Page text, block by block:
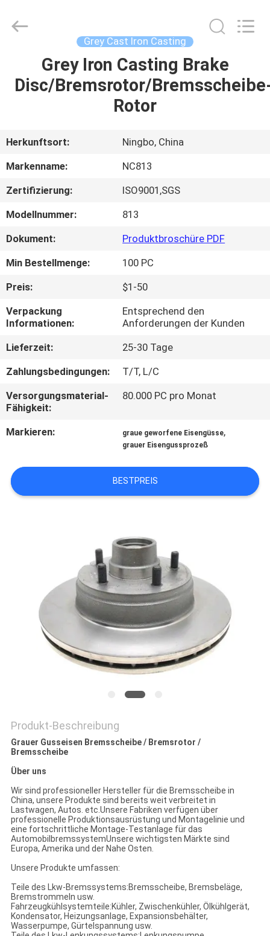
HAUSE
VIDEOS
ÜBER
UNS
WERKSBESICHTIGUNG
QUALITÄTSKONTROLLE
MIT
UNS
NEUIGKEITEN
ANGEBOT
DATENSCHUTZRICHTLINIE
Foundry
CO.,LTD.
Grey Cast Iron Casting
Grey Iron Casting Brake
Disc/Bremsrotor/
Rotor
Herkunftsort:
Ningbo, China
Markenname:
NC813
Zertifizierung:
ISO9001,SGS
Modellnummer:
813
Dokument:
Produktbroschüre PDF
Min Bestellmenge:
100 PC
Preis:
$1-50
Verpackung
Informationen:
Entsprechend den
Anforderungen der Kunden
Lieferzeit:
25-30 Tage
Zahlungsbedingungen:
T/T, L/C
Versorgungsmaterial-
Fähigkeit:
80.000 PC pro Monat
Markieren: graue geworfene Eisengüsse,
grauer Eisengussprozeß
BESTPREIS
Produkt-Beschreibung
Grauer Gusseisen Bremsscheibe / Bremsrotor /
Bremsscheibe
Über uns
Wir sind professioneller Hersteller für die Bremsscheibe in
China, unsere Produkte sind bereits weit verbreitet in
Lastwagen, Autos. etc.Unsere Fabriken verfügen über
professionelle Produktionsausrüstung und Montagelinie und
eine fortschrittliche Montage-Testanlage für das
AutomobilbremssystemUnsere wichtigsten Märkte sind
Europa, Amerika und der Nahe Osten.
Unsere Produkte umfassen:
Teile des Lkw-Bremssystems:Bremsscheibe, Bremsbeläge,
Bremstrommeln usw.
Fahrzeugkühlsystemteile:Kühler, Zwischenkühler, Ölkühlgerät,
Kondensator, Heizungsanlage, Expansionsbehälter,
Wasserpumpe, Gürtelspannung usw.